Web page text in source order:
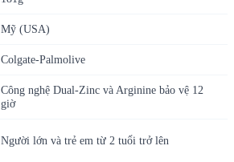
Mỹ (USA)
Colgate-Palmolive
Công nghệ Dual-Zinc và Arginine bảo vệ 12
giờ
Người lớn và trẻ em từ 2 tuổi trở lên